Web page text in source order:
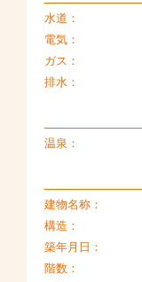
水道：
電気：
ガス：
排水：
温泉：
建物名称：
構造：
築年月日：
階数：